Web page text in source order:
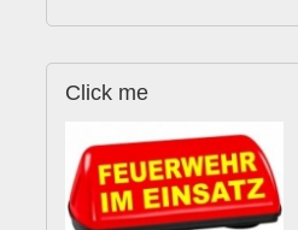
Click me